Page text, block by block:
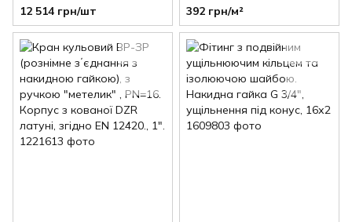
12 514 грн/шт 392 грн/м²